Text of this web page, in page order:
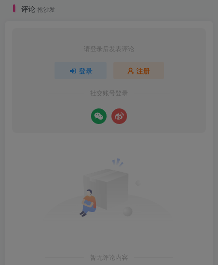
评论 抢沙发
请登录后发表评论
登录 注册
社交账号登录
暂无评论内容